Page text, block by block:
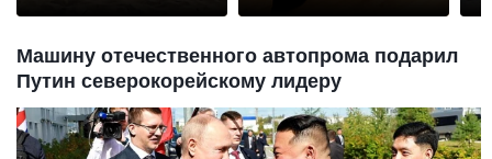
Машину отечественного автопрома подарил
Путин северокорейскому лидеру